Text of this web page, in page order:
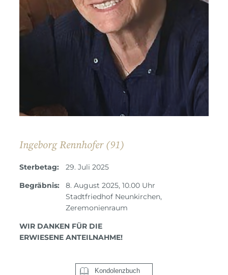
Ingeborg Rennhofer (91)
Sterbetag:
29. Juli 2025
Begräbnis:
8. August 2025, 10.00 Uhr
Stadtfriedhof Neunkirchen,
Zeremonienraum
WIR DANKEN FÜR DIE
ERWIESENE ANTEILNAHME!
Kondolenzbuch